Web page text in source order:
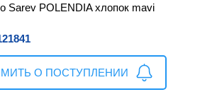
Sarev POLENDIA хлопок mavi
О ПОСТУПЛЕНИИ